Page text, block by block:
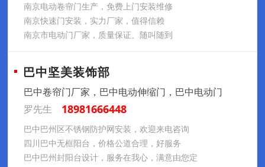
南京电动卷帘门生产，免费上门安装维修
南京快速门安装，实力厂家，值得信赖
南京市电动门厂家，质量保证、随叫随到
巴中坚美装饰部
巴中卷帘门厂家，巴中电动伸缩门，巴中电动门
罗先生
18981666448
巴中巴州区不锈钢防护网安装，欢迎来电咨询
四川巴中无框阳台，价格公道合理，好服务
巴中巴州封阳台设计，服务在我心，满意由您定